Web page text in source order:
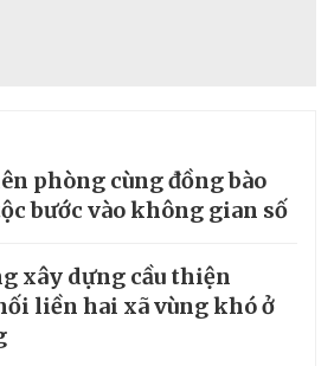
phòng cùng đồng bào
bước vào không gian số
xây dựng cầu thiện
liền hai xã vùng khó ở